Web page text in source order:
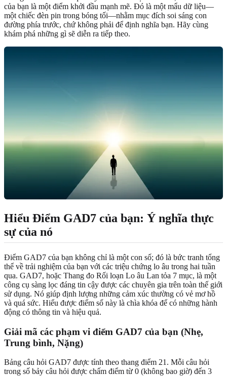
của bạn là một điểm khởi đầu mạnh mẽ. Đó là một mẩu dữ liệu—
một chiếc đèn pin trong bóng tối—nhằm mục đích soi sáng con
đường phía trước, chứ không phải để định nghĩa bạn. Hãy cùng
khám phá những gì sẽ diễn ra tiếp theo.
Hiểu Điểm GAD7 của bạn: Ý nghĩa thực
sự của nó
Điểm GAD7 của bạn không chỉ là một con số; đó là bức tranh tổng
thể về trải nghiệm của bạn với các triệu chứng lo âu trong hai tuần
qua. GAD7, hoặc Thang đo Rối loạn Lo âu Lan tỏa 7 mục, là một
công cụ sàng lọc đáng tin cậy được các chuyên gia trên toàn thế giới
sử dụng. Nó giúp định lượng những cảm xúc thường có vẻ mơ hồ
và quá sức. Hiểu được điểm số này là chìa khóa để có những hành
động có thông tin và hiệu quả.
Giải mã các phạm vi điểm GAD7 của bạn (Nhẹ,
Trung bình, Nặng)
Bảng câu hỏi GAD7 được tính theo thang điểm 21. Mỗi câu hỏi
trong số bảy câu hỏi được chấm điểm từ 0 (không bao giờ) đến 3